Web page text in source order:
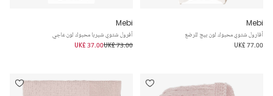
Mebi
أفارول شتوي محبوك لون بيج للرضع
UK£ 77.00
Mebi
أفرول شتوي شيربا محبوك لون عاجي
UK£ 73.00
UK£ 37.00